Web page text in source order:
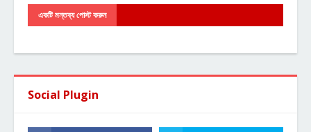
একটি মন্তব্য পোস্ট করুন
Social Plugin